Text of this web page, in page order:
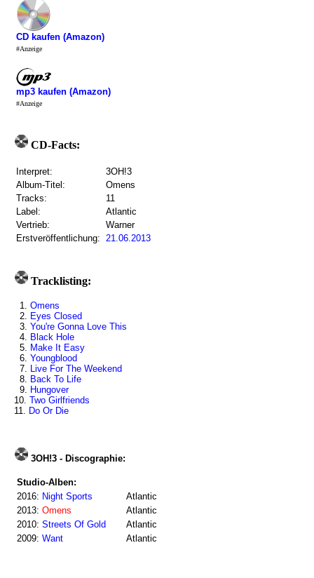
CD kaufen (Amazon)
#Anzeige
mp3 kaufen (Amazon)
#Anzeige
CD-Facts:
Interpret:
3OH!3
Album-Titel:
Omens
Tracks:
11
Label:
Atlantic
Vertrieb:
Warner
Erstveröffentlichung: 21.06.2013
Tracklisting:
1. Omens
2. Eyes Closed
3. You're Gonna Love This
4. Black Hole
5. Make It Easy
6. Youngblood
7. Live For The Weekend
8. Back To Life
9. Hungover
10. Two Girlfriends
11. Do Or Die
3OH!3 - Discographie:
Studio-Alben:
2016: Night Sports
Atlantic
2013: Omens
Atlantic
2010: Streets Of Gold
Atlantic
2009: Want Atlantic